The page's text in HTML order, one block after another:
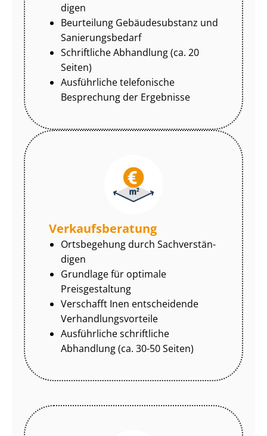
di­gen
Beurteilung Gebäudesubstanz und
Sa­nie­rungs­be­darf
Schriftliche Abhandlung (ca. 20
Seiten)
Ausführliche telefonische
Besprechung der Ergebnisse
Ver­kaufs­be­ra­tung
Ortsbegehung durch Sach­ver­stän­
di­gen
Grundlage für optimale
Preisgestaltung
Verschafft Inen entscheidende
Ver­hand­lungs­vor­tei­le
Ausführliche schriftliche
Abhandlung (ca. 30-50 Seiten)